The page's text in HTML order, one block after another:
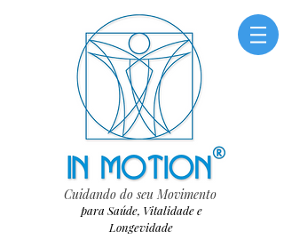
Cuidando do seu Movimento
para Saúde, Vitalidade e
Longevidade